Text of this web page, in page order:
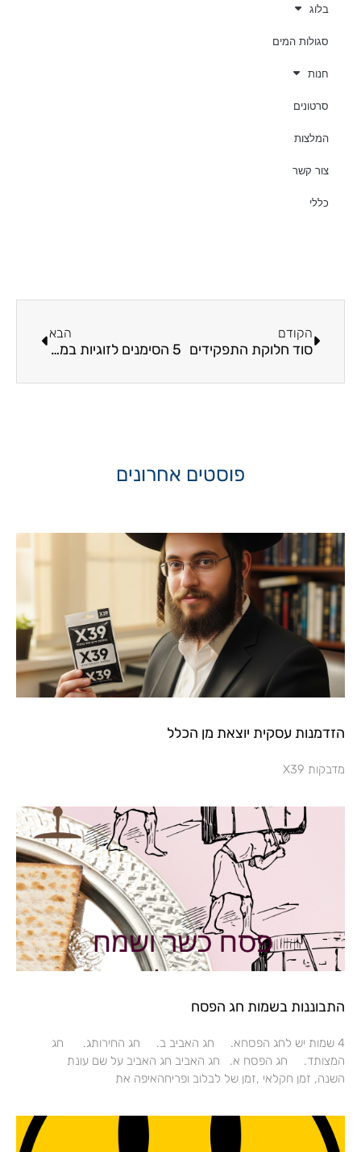
בלוג
סגולות המים
חנות
סרטונים
המלצות
צור קשר
כללי
הקודם
סוד חלוקת התפקידים
הבא
5 הסימנים לזוגיות במשבר והדרך לפתרון
פוסטים אחרונים
הזדמנות עסקית יוצאת מן הכלל
מדבקות X39
התבוננות בשמות חג הפסח
4 שמות יש לחג הפסחא. חג האביב ב. חג החירותג. חג
המצותד. חג הפסח א. חג האביב חג האביב על שם עונת
השנה, זמן חקלאי ,זמן של לבלוב ופריחהאיפה את